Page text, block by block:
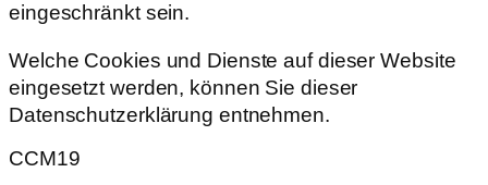
eingeschränkt sein.
Welche Cookies und Dienste auf dieser Website
eingesetzt werden, können Sie dieser
Datenschutzerklärung entnehmen.
CCM19